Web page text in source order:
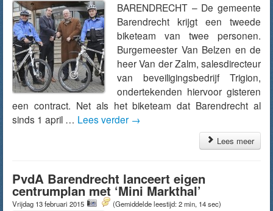
BARENDRECHT – De gemeente
Barendrecht krijgt een tweede
biketeam van twee personen.
Burgemeester Van Belzen en de
heer Van der Zalm, salesdirecteur
van beveiligingsbedrijf Trigion,
ondertekenden hiervoor gisteren
een contract. Net als het biketeam dat Barendrecht al
sinds 1 april … Lees verder →
Lees meer
PvdA Barendrecht lanceert eigen
centrumplan met ‘Mini Markthal’
Vrijdag 13 februari 2015 (Gemiddelde leestijd: 2 min, 14 sec)